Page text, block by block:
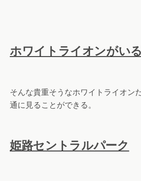
ホワイトライオンがい
そんな貴重そうなホワイトライオン
通に見ることができる。
姫路セントラルパーク